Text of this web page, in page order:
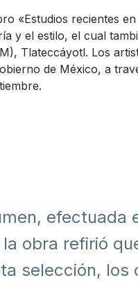
«Estudios recientes
y el estilo, el cual
Tlateccáyotl. Los
de México, a
efectuada
obra refirió
selección, los